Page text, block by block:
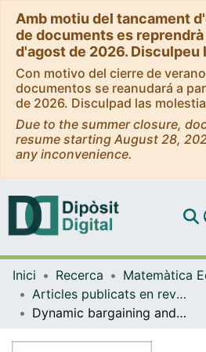
Amb motiu del tancament
de documents es
d'agost de 2026. Disculpeu
Con motivo del cierre de
documentos se reanudará a
de 2026. Disculpad las
Due to the summer closure,
resume starting August 28,
any inconvenience.
Com
Inici Recerca
Articles publicats en revistes (Matemàtica Econòmica, Financera i Actuarial)
Dynamic bargaining and time-consistency in linear-state and Homogeneous linear-quadratic cooperative differential games